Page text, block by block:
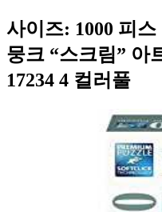
사이즈: 1000 피
뭉크 “스크림” 아
17234 4 컬러풀